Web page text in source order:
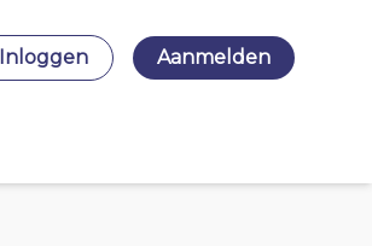
Inloggen Aanmelden